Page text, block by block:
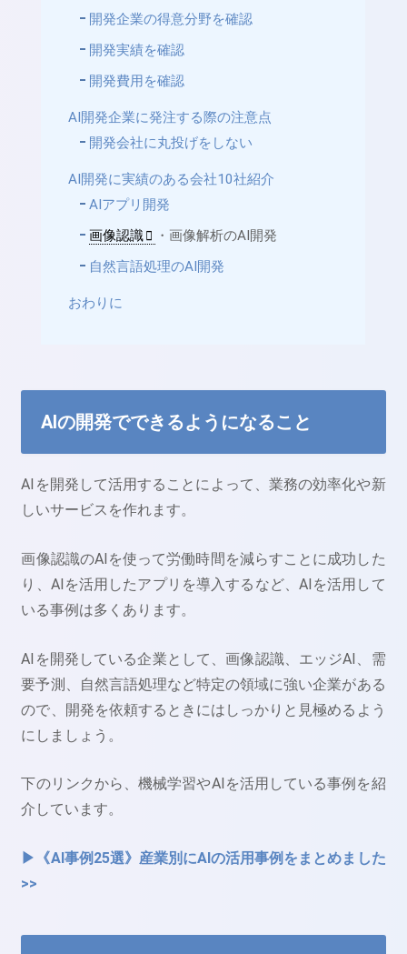
開発企業の得意分野を確認
開発実績を確認
開発費用を確認
AI開発企業に発注する際の注意点
開発会社に丸投げをしない
AI開発に実績のある会社10社紹介
AIアプリ開発
画像認識
・画像解析のAI開発
自然言語処理のAI開発
おわりに
AIの開発でできるようになること
AIを開発して活用することによって、業務の効率化や新
しいサービスを作れます。
画像認識のAIを使って労働時間を減らすことに成功した
り、AIを活用したアプリを導入するなど、AIを活用して
いる事例は多くあります。
AIを開発している企業として、画像認識、エッジAI、需
要予測、自然言語処理など特定の領域に強い企業がある
ので、開発を依頼するときにはしっかりと見極めるよう
にしましょう。
下のリンクから、機械学習やAIを活用している事例を紹
介しています。
▶《AI事例25選》産業別にAIの活用事例をまとめました
>>